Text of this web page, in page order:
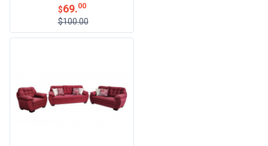
$69.00
$100.00